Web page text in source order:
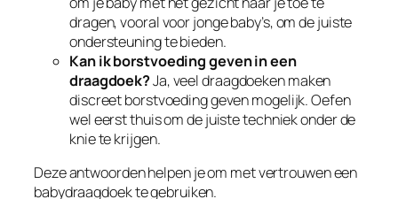
dragen, vooral voor jonge baby’s, om de juiste
ondersteuning te bieden.
Kan ik borstvoeding geven in een
draagdoek?Ja, veel draagdoeken maken
discreet borstvoeding geven mogelijk. Oefen
wel eerst thuis om de juiste techniek onder de
knie te krijgen.
Deze antwoorden helpen je om met vertrouwen een
babydraagdoek te gebruiken.